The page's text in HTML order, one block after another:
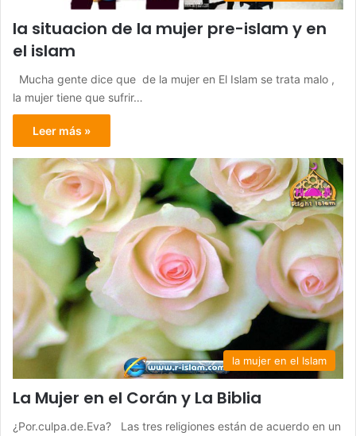
la situacion de la mujer pre-islam y en
el islam
Mucha gente dice que de la mujer en El Islam se trata malo ,
la mujer tiene que sufrir…
Leer más »
la mujer en el Islam
La Mujer en el Corán y La Biblia
¿Por.culpa.de.Eva? Las tres religiones están de acuerdo en un